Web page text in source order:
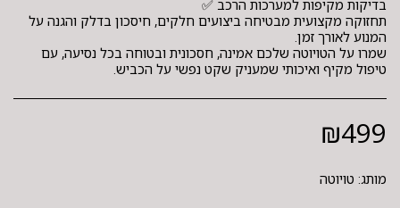
תחזוקה מקצועית מבטיחה ביצועים חלקים, חיסכון בדלק והגנה על
שמרו על הטויוטה שלכם אמינה, חסכונית ובטוחה בכל נסיעה, עם
טיפול מקיף ואיכותי שמעניק שקט נפשי על הכביש.
₪499
מותג: טויוטה